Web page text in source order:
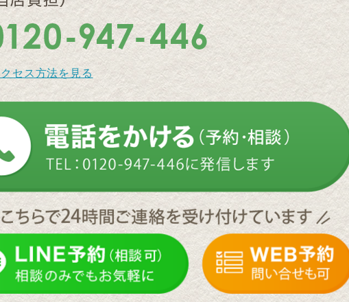
セス方法を見る